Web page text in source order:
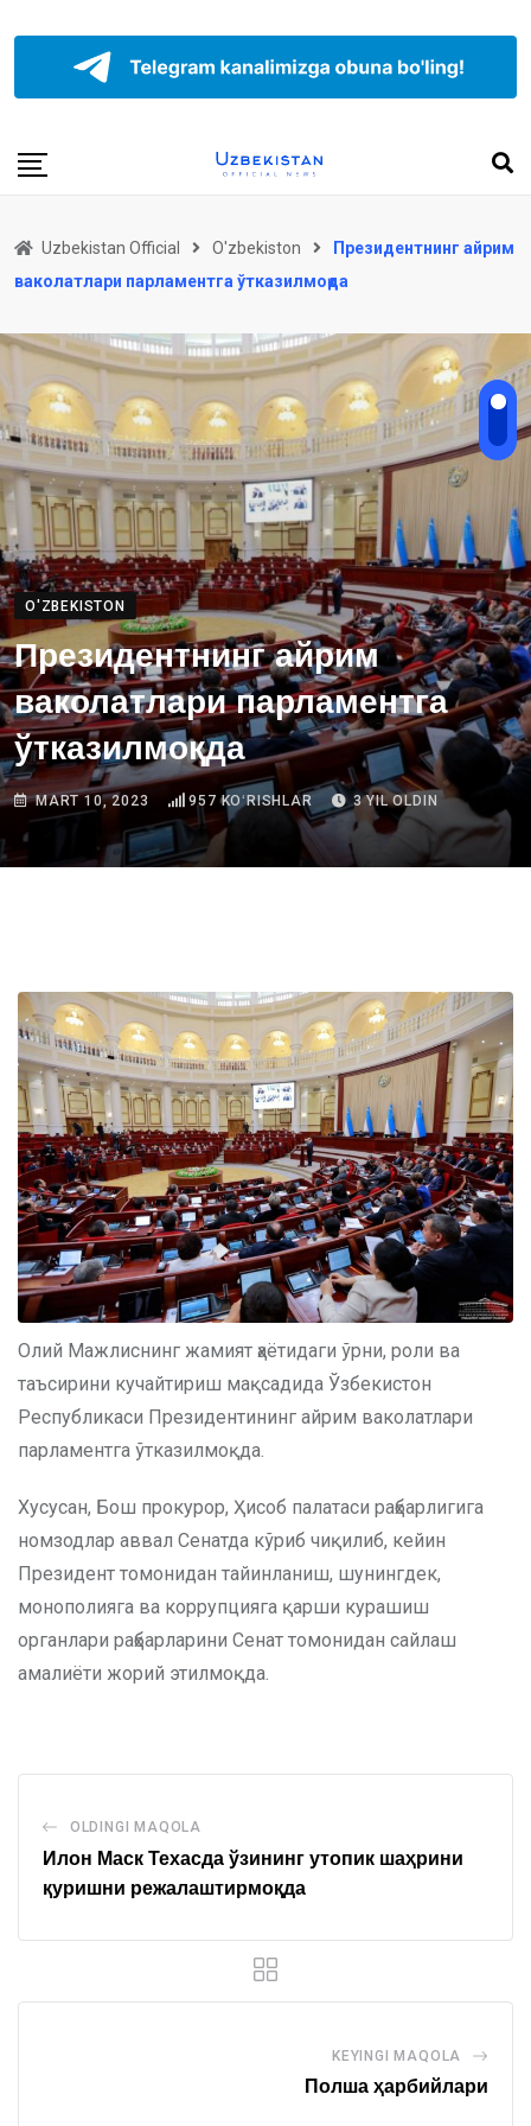
Uzbekistan Official O'zbekiston
Президентнинг айрим
ваколатлари парламентга ўтказилмоқда
O'ZBEKISTON
Президентнинг айрим
ваколатлари парламентга
ўтказилмоқда
MART 10, 2023 957 KOʻRISHLAR 3 YIL OLDIN
Олий Мажлиснинг жамият ҳаётидаги ўрни, роли ва
таъсирини кучайтириш мақсадида Ўзбекистон
Республикаси Президентининг айрим ваколатлари
парламентга ўтказилмоқда.
Хусусан, Бош прокурор, Ҳисоб палатаси раҳбарлигига
номзодлар аввал Сенатда кўриб чиқилиб, кейин
Президент томонидан тайинланиш, шунингдек,
монополияга ва коррупцияга қарши курашиш
органлари раҳбарларини Сенат томонидан сайлаш
амалиёти жорий этилмоқда.
OLDINGI MAQOLA
Илон Маск Техасда ўзининг утопик шаҳрини
қуришни режалаштирмоқда
KEYINGI MAQOLA
Полша ҳарбийлари